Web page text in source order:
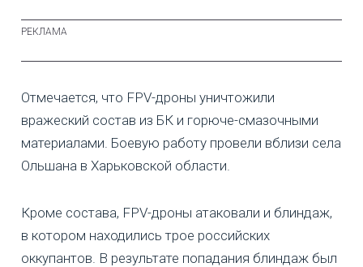
Отмечается, что FPV-дроны уничтожили
вражеский состав из БК и горюче-смазочными
материалами. Боевую работу провели вблизи села
Ольшана в Харьковской области.
Кроме состава, FPV-дроны атаковали и блиндаж,
в котором находились трое российских
оккупантов. В результате попадания блиндаж был